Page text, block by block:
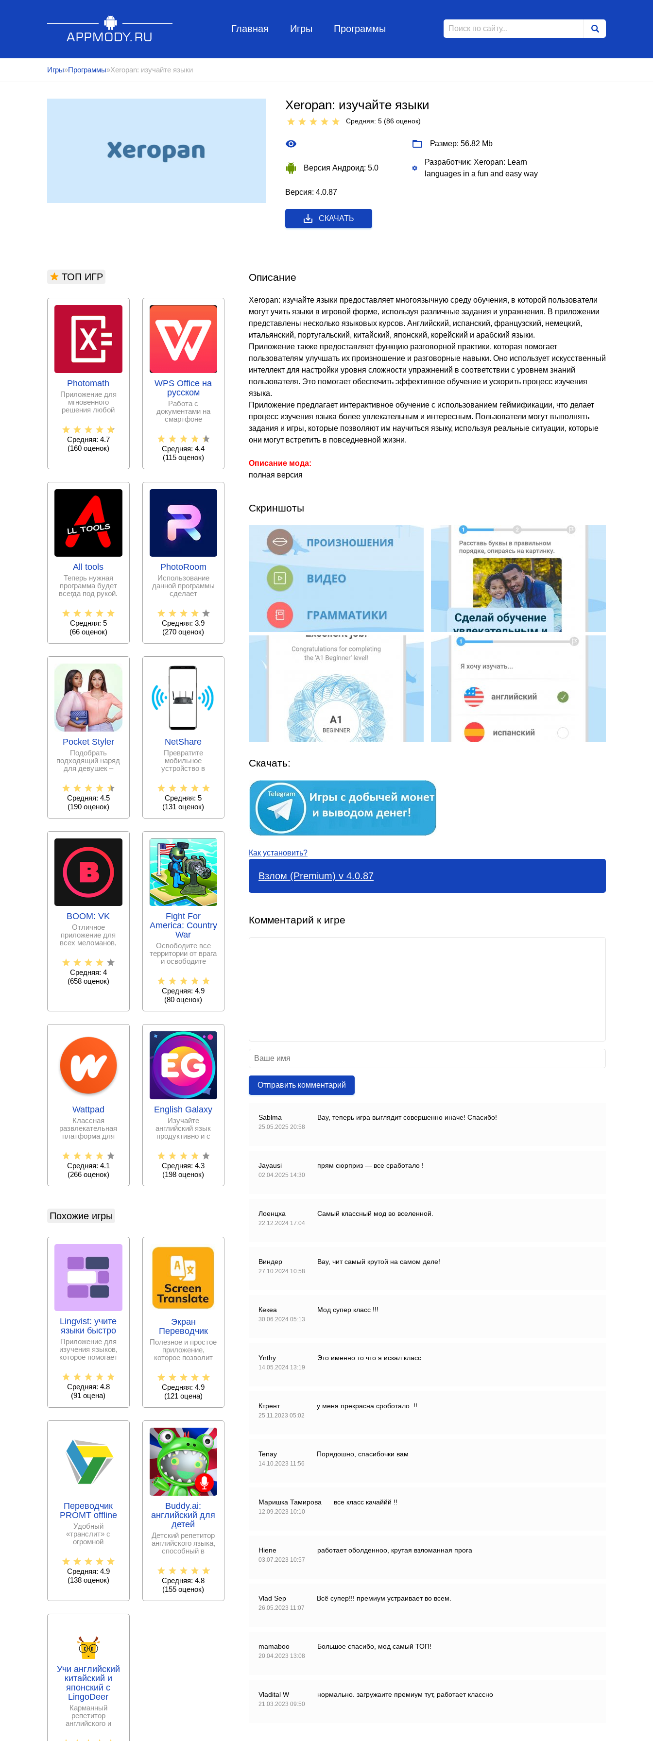
Главная Игры Программы
Игры»Программы»Xeropan: изучайте языки
Xeropan: изучайте языки
Средняя: 5 (86 оценок)
Размер: 56.82 Mb
Версия Андроид: 5.0
Разработчик: Xeropan: Learn
languages in a fun and easy way
Версия: 4.0.87
СКАЧАТЬ
Описание
Xeropan: изучайте языки предоставляет многоязычную среду обучения, в которой пользователи
могут учить языки в игровой форме, используя различные задания и упражнения. В приложении
представлены несколько языковых курсов. Английский, испанский, французский, немецкий,
итальянский, португальский, китайский, японский, корейский и арабский языки.
Приложение также предоставляет функцию разговорной практики, которая помогает
пользователям улучшать их произношение и разговорные навыки. Оно использует искусственный
интеллект для настройки уровня сложности упражнений в соответствии с уровнем знаний
пользователя. Это помогает обеспечить эффективное обучение и ускорить процесс изучения
языка.
Приложение предлагает интерактивное обучение с использованием геймификации, что делает
процесс изучения языка более увлекательным и интересным. Пользователи могут выполнять
задания и игры, которые позволяют им научиться языку, используя реальные ситуации, которые
они могут встретить в повседневной жизни.
Описание мода:
полная версия
Скриншоты
Скачать:
Как установить?
Взлом (Premium) v 4.0.87
Комментарий к игре
Отправить комментарий
Sablma
25.05.2025 20:58
Вау, теперь игра выглядит совершенно иначе! Спасибо!
Jayausi
02.04.2025 14:30
прям сюрприз — все сработало !
Лоенцха
22.12.2024 17:04
Самый классный мод во вселенной.
Виндер
27.10.2024 10:58
Вау, чит самый крутой на самом деле!
Кекеа
30.06.2024 05:13
Мод супер класс !!!
Ynthy
14.05.2024 13:19
Это именно то что я искал класс
Ктрент
25.11.2023 05:02
у меня прекрасна сроботало. !!
Tenay
14.10.2023 11:56
Порядошно, спасибочки вам
Маришка Тамирова
12.09.2023 10:10
все класс качаййй !!
Hiene
03.07.2023 10:57
работает оболденноо, крутая взломанная прога
Vlad Seр
26.05.2023 11:07
Всё супер!!! премиум устраивает во всем.
mamaboo
20.04.2023 13:08
Большое спасибо, мод самый ТОП!
Vladital W
21.03.2023 09:50
нормально. загружаите премиум тут, работает классно
ТОП ИГР
Photomath
Приложение для
мгновенного
решения любой
задачи с
пошаговыми
Средняя: 4.7
(160оценок)
WPS Office на
русском
Работа с
документами на
смартфоне
проще с набором
офисных программ,
Средняя: 4.4
(115оценок)
All tools
Теперь нужная
программа будет
всегда под рукой.
скачивать тысячи
Средняя: 5
(66оценок)
PhotoRoom
Использование
данной программы
сделает
фотографий
простым и
Средняя: 3.9
(270 оценок)
Pocket Styler
Подобрать
подходящий наряд
для девушек –
непростое.
Испытайте свои
силы в
Средняя: 4.5
(190оценок)
NetShare
Превратите
мобильное
устройство в
с раздачей Wi fi
соединения.
Средняя: 5
(131 оценок)
BOOM: VK
Отличное
приложение для
всех меломанов,
популярной
социальной сети
Средняя: 4
(658оценок)
Fight For
America: Country
War
Освободите все
территории от врага
и освободите
готовы к тому, что
Средняя: 4.9
(80 оценок)
Wattpad
Классная
развлекательная
платформа для
любителей
почитать истории и
Средняя: 4.1
(266оценок)
English Galaxy
Изучайте
английский язык
продуктивно и с
на репетиторов и
курсы
Средняя: 4.3
(198 оценок)
Похожие игры
Lingvist: учите
языки быстро
Приложение для
изучения языков,
которое помогает
учить новые слова
и
Средняя: 4.8
(91 оценa)
Экран
Переводчик
Полезное и простое
приложение,
которое позволит
взглянуть на
перевод
Средняя: 4.9
(121 оценa)
Переводчик
PROMT offline
Удобный
«транслит» с
огромной
позволяющий
быстро и
качественно
Средняя: 4.9
(138оценок)
Buddy.ai:
английский для
детей
Детский репетитор
английского языка,
способный в
объяснить
языковые
Средняя: 4.8
(155 оценок)
Учи английский
китайский и
японский с
LingoDeer
Карманный
репетитор
английского и
языков – учитесь с